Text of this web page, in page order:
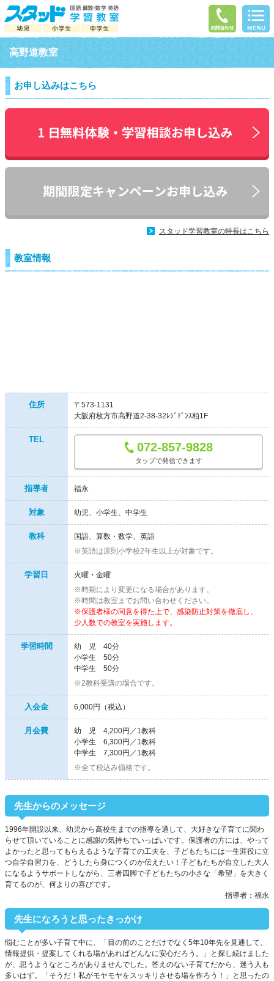
高野道教室
お申し込みはこちら
スタッド学習教室の特長はこちら
教室情報
住所
〒573-1131
大阪府枚方市高野道2-38-32ﾚｼﾞﾃﾞﾝｽ柏1F
TEL
072-857-9828
タップで発信できます
指導者 福永
対象 幼児 小学生 中学生
教科
国語、算数・数学、英語
※英語は原則小学校2年生以上が対象です。
学習日
火曜・金曜
※時期により変更になる場合があります。
※時間は教室までお問い合わせください。
※保護者様の同意を得た上で、感染防止対策を徹底し、
少人数での教室を実施します。
学習時間
幼 児 40分
小学生 50分
中学生 50分
※2教科受講の場合です。
入会金 6,000円（税込）
月会費
幼 児 4,200円／1教科
小学生 6,300円／1教科
中学生 7,300円／1教科
※全て税込み価格です。
先生からのメッセージ
1996年開設以来、幼児から高校生までの指導を通して、大好きな子育てに関わ
らせて頂いていることに感謝の気持ちでいっぱいです。保護者の方には、やって
よかったと思ってもらえるような子育ての工夫を、子どもたちには一生涯役に立
つ自学自習力を、どうしたら身につくのか伝えたい！子どもたちが自立した大人
になるようサポートしながら、三者四脚で子どもたちの小さな「希望」を大きく
育てるのが、何よりの喜びです。
指導者：福永
先生になろうと思ったきっかけ
悩むことが多い子育て中に、「目の前のことだけでなく5年10年先を見通して、
情報提供・提案してくれる場があればどんなに安心だろう。」と探し続けました
が、思うようなところがありませんでした。答えのない子育てだから、迷う人も
多いはず。「そうだ！私がモヤモヤをスッキリさせる場を作ろう！」と思ったの